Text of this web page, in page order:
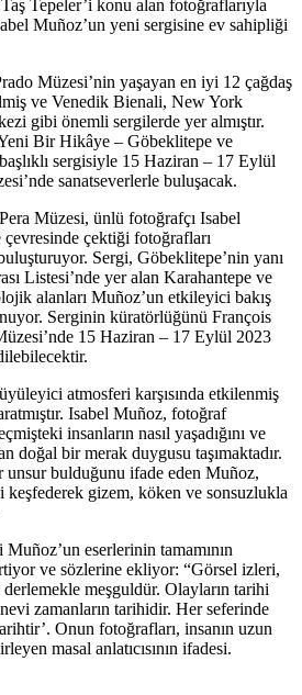
Tepeler’i konu alan fotoğraflarıyla
Muñoz’un yeni sergisine ev sahipliği
Müzesi’nin yaşayan en iyi 12 çağdaş
ve Venedik Bienali, New York
gibi önemli sergilerde yer almıştır.
Bir Hikâye – Göbeklitepe ve
sergisiyle 15 Haziran – 17 Eylül
sanatseverlerle buluşacak.
Müzesi, ünlü fotoğrafçı Isabel
çektiği fotoğrafları
Sergi, Göbeklitepe’nin yanı
Listesi’nde yer alan Karahantepe ve
alanları Muñoz’un etkileyici bakış
Serginin küratörlüğünü François
15 Haziran – 17 Eylül 2023
atmosferi karşısında etkilenmiş
Isabel Muñoz, fotoğraf
insanların nasıl yaşadığını ve
doğal bir merak duygusu taşımaktadır.
unsur bulduğunu ifade eden Muñoz,
gizem, köken ve sonsuzlukla
eserlerinin tamamının
ve sözlerine ekliyor: “Görsel izleri,
meşguldür. Olayların tarihi
zamanların tarihidir. Her seferinde
Onun fotoğrafları, insanın uzun
masal anlatıcısının ifadesi.